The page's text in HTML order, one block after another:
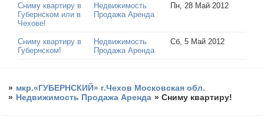
Сниму квартиру в
Губернском или в
Чехове!
Недвижимость
Продажа Аренда
Пн, 28 Май 2012
Сниму квартиру в
Губернском!
Недвижимость
Продажа Аренда
Сб, 5 Май 2012
» мкр.«ГУБЕРНСКИЙ» г.Чехов Московская обл.
» Недвижимость Продажа Аренда »Сниму квартиру!